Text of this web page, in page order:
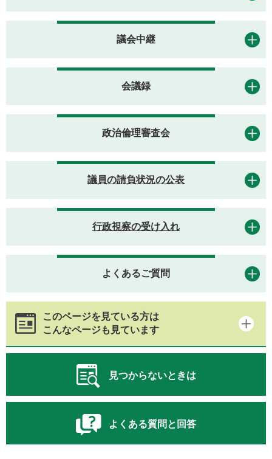
議会中継
会議録
政治倫理審査会
議員の請負状況の公表
行政視察の受け入れ
よくあるご質問
このページを見ている方は
こんなページも見ています
見つからないときは
よくある質問と回答